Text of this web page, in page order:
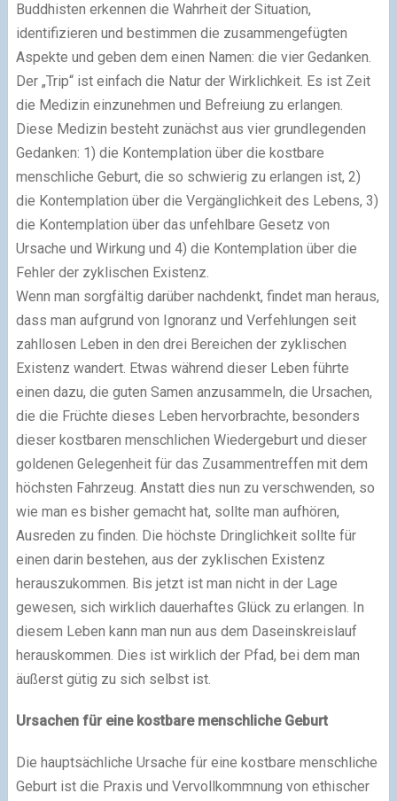
Buddhisten erkennen die Wahrheit der Situation,
identifizieren und bestimmen die zusammengefügten
Aspekte und geben dem einen Namen: die vier Gedanken.
Der „Trip“ ist einfach die Natur der Wirklichkeit. Es ist Zeit
die Medizin einzunehmen und Befreiung zu erlangen.
Diese Medizin besteht zunächst aus vier grundlegenden
Gedanken: 1) die Kontemplation über die kostbare
menschliche Geburt, die so schwierig zu erlangen ist, 2)
die Kontemplation über die Vergänglichkeit des Lebens, 3)
die Kontemplation über das unfehlbare Gesetz von
Ursache und Wirkung und 4) die Kontemplation über die
Fehler der zyklischen Existenz.
Wenn man sorgfältig darüber nachdenkt, findet man heraus,
dass man aufgrund von Ignoranz und Verfehlungen seit
zahllosen Leben in den drei Bereichen der zyklischen
Existenz wandert. Etwas während dieser Leben führte
einen dazu, die guten Samen anzusammeln, die Ursachen,
die die Früchte dieses Leben hervorbrachte, besonders
dieser kostbaren menschlichen Wiedergeburt und dieser
goldenen Gelegenheit für das Zusammentreffen mit dem
höchsten Fahrzeug. Anstatt dies nun zu verschwenden, so
wie man es bisher gemacht hat, sollte man aufhören,
Ausreden zu finden. Die höchste Dringlichkeit sollte für
einen darin bestehen, aus der zyklischen Existenz
herauszukommen. Bis jetzt ist man nicht in der Lage
gewesen, sich wirklich dauerhaftes Glück zu erlangen. In
diesem Leben kann man nun aus dem Daseinskreislauf
herauskommen. Dies ist wirklich der Pfad, bei dem man
äußerst gütig zu sich selbst ist.
Ursachen für eine kostbare menschliche Geburt
Die hauptsächliche Ursache für eine kostbare menschliche
Geburt ist die Praxis und Vervollkommnung von ethischer